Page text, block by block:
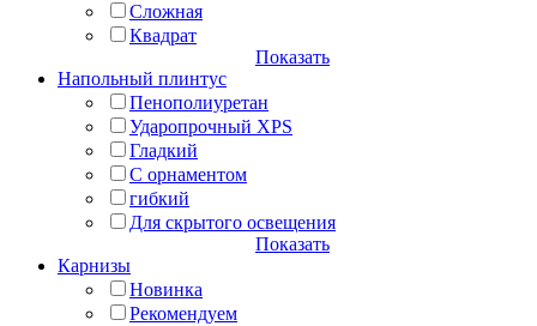
Сложная
Квадрат
Показать
Напольный плинтус
Пенополиуретан
Ударопрочный XPS
Гладкий
С орнаментом
гибкий
Для скрытого освещения
Показать
Карнизы
Новинка
Рекомендуем